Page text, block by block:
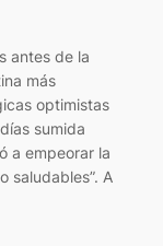
antes de la
más
optimistas
sumida
a empeorar la
saludables”. A